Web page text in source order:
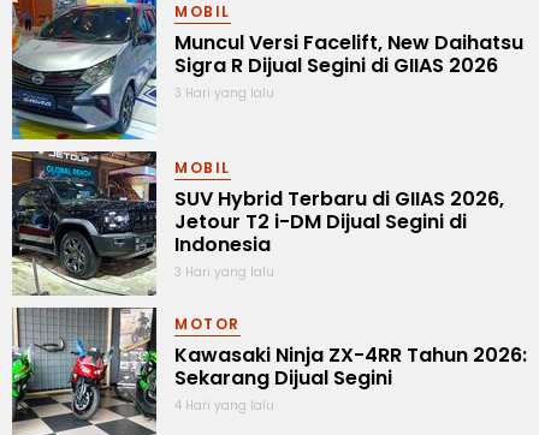
MOBIL
Muncul Versi Facelift, New Daihatsu
Sigra R Dijual Segini di GIIAS 2026
3 Hari yang lalu
MOBIL
SUV Hybrid Terbaru di GIIAS 2026,
Jetour T2 i-DM Dijual Segini di
Indonesia
3 Hari yang lalu
MOTOR
Kawasaki Ninja ZX-4RR Tahun 2026:
Sekarang Dijual Segini
4 Hari yang lalu